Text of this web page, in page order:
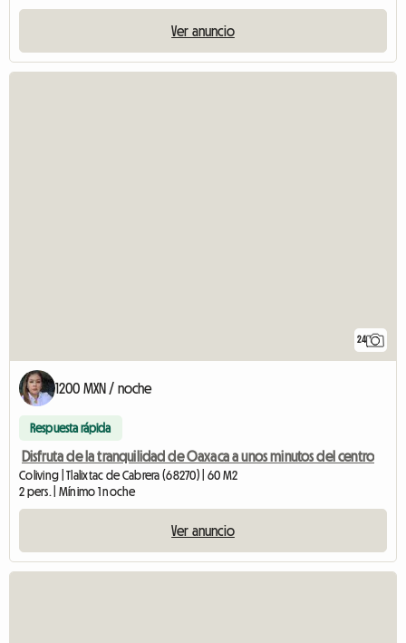
Ver anuncio
24
1200 MXN / noche
Respuesta rápida
Disfruta de la tranquilidad de Oaxaca a unos minutos del centro
Coliving | Tlalixtac de Cabrera (68270) | 60 M2
2 pers. | Mínimo 1 noche
Ver anuncio